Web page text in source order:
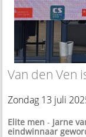
Van den Ven
Zondag 13 juli
Elite men - Jarne
eindwinnaar